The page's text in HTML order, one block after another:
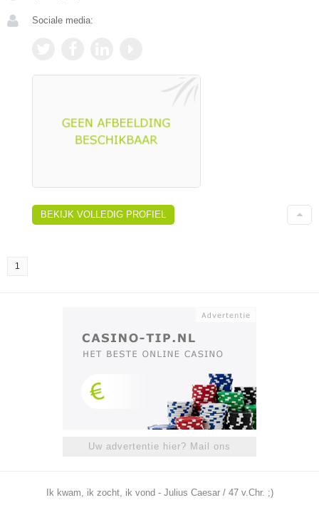
Sociale media:
BEKIJK VOLLEDIG PROFIEL
1
Uw advertentie hier? Mail ons
Ik kwam, ik zocht, ik vond - Julius Caesar / 47 v.Chr. ;)